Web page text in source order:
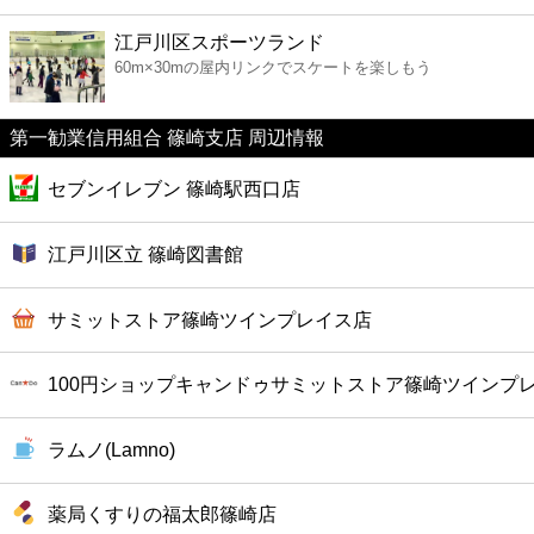
ファーストフード
カフェ
ショッピング
銀行
病院
江戸川区スポーツランド
60m×30mの屋内リンクでスケートを楽しもう
第一勧業信用組合 篠崎支店 周辺情報
セブンイレブン 篠崎駅西口店
江戸川区立 篠崎図書館
サミットストア篠崎ツインプレイス店
100円ショップキャンドゥサミットストア篠崎ツインプ
ラムノ(Lamno)
薬局くすりの福太郎篠崎店